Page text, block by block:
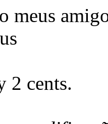
meus
2 cents.